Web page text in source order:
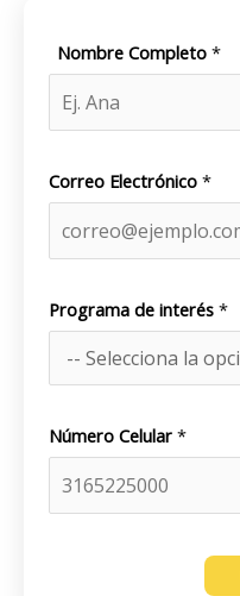
Nombre Completo*
Correo Electrónico *
Programa de interés *
Número Celular *